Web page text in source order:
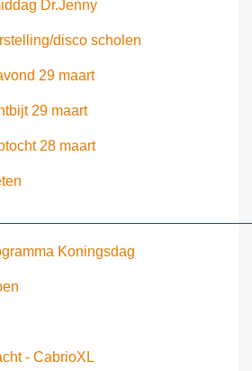
Dr.Jenny
disco scholen
29 maart
29 maart
28 maart
Koningsdag
- CabrioXL